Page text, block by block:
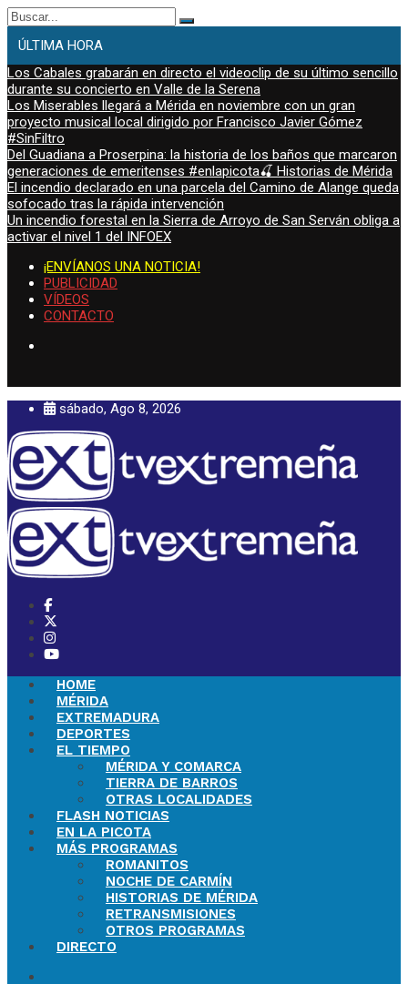
Buscar:
ÚLTIMA HORA
Los Cabales grabarán en directo el videoclip de su último sencillo
durante su concierto en Valle de la Serena
Los Miserables llegará a Mérida en noviembre con un gran
proyecto musical local dirigido por Francisco Javier Gómez
#SinFiltro
Del Guadiana a Proserpina: la historia de los baños que marcaron
generaciones de emeritenses #enlapicota🍒 Historias de Mérida
El incendio declarado en una parcela del Camino de Alange queda
sofocado tras la rápida intervención
Un incendio forestal en la Sierra de Arroyo de San Serván obliga a
activar el nivel 1 del INFOEX
¡ENVÍANOS UNA NOTICIA!
PUBLICIDAD
VÍDEOS
CONTACTO
sábado, Ago 8, 2026
HOME
MÉRIDA
EXTREMADURA
DEPORTES
EL TIEMPO
MÉRIDA Y COMARCA
TIERRA DE BARROS
OTRAS LOCALIDADES
FLASH NOTICIAS
EN LA PICOTA
MÁS PROGRAMAS
ROMANITOS
NOCHE DE CARMÍN
HISTORIAS DE MÉRIDA
RETRANSMISIONES
OTROS PROGRAMAS
DIRECTO